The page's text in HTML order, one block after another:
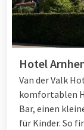
Hotel
Van der Valk
komfortablen
Bar, einen
für Kinder. So